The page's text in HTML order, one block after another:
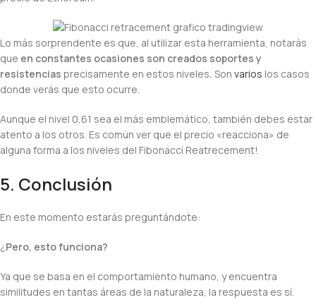
Lo más sorprendente es que, al utilizar esta herramienta, notarás
que en constantes ocasiones son creados soportes y
resistencias precisamente en estos niveles. Son varios los casos
donde verás que esto ocurre.
Aunque el nivel 0,61 sea el más emblemático, también debes estar
atento a los otros. Es común ver que el precio «reacciona» de
alguna forma a los niveles del Fibonacci Reatrecement!
5. Conclusión
En este momento estarás preguntándote:
¿Pero, esto funciona?
Ya que se basa en el comportamiento humano, y encuentra
similitudes en tantas áreas de la naturaleza, la respuesta es sí.